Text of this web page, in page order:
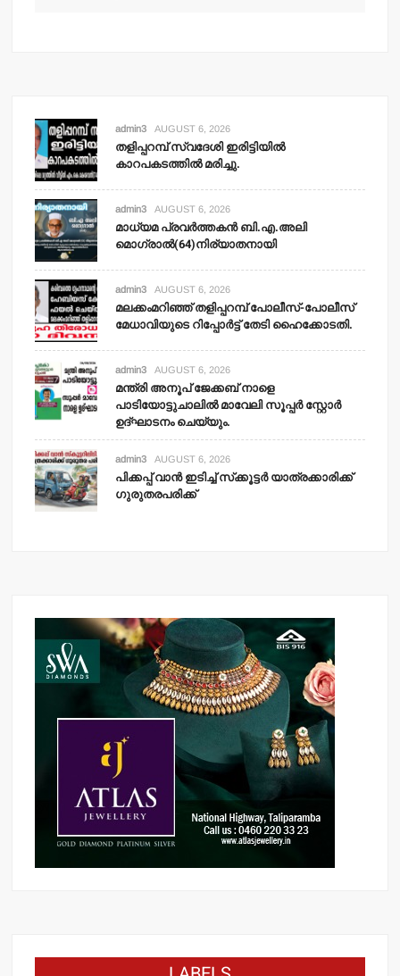
admin3 AUGUST 6, 2026
തളിപ്പറമ്പ് സ്വദേശി ഇരിട്ടിയില്‍
കാറപകടത്തില്‍ മരിച്ചു.
admin3 AUGUST 6, 2026
മാധ്യമ പ്രവര്‍ത്തകന്‍ ബി.എ.അലി
മൊഗ്രാല്‍(64)നിര്യാതനായി
admin3 AUGUST 6, 2026
മലക്കംമറിഞ്ഞ് തളിപ്പറമ്പ് പോലീസ്-പോലീസ്
മേധാവിയുടെ റിപ്പോര്‍ട്ട് തേടി ഹൈക്കോടതി.
admin3 AUGUST 6, 2026
മന്ത്രി അനൂപ് ജേക്കബ് നാളെ
പാടിയോട്ടുചാലില്‍ മാവേലി സൂപ്പര്‍ സ്റ്റോര്‍
ഉദ്ഘാടനം ചെയ്യും.
admin3 AUGUST 6, 2026
പിക്കപ്പ് വാന്‍ ഇടിച്ച് സ്‌ക്കൂട്ടര്‍ യാത്രക്കാരിക്ക്
ഗുരുതരപരിക്ക്